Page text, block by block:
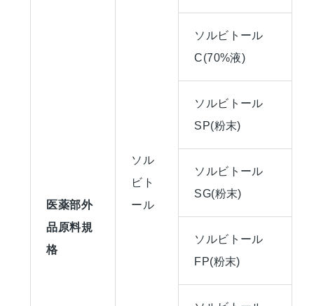
医薬部外
品原料規
格
ソル
ビト
ール
ソルビトール
C(70%液)
ソルビトール
SP(粉末)
ソルビトール
SG(粉末)
ソルビトール
FP(粉末)